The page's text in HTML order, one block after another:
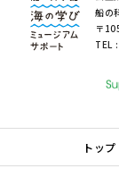
船の
〒
TEL
トップ